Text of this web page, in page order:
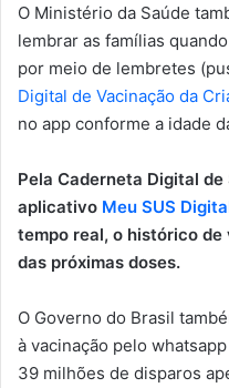
O Ministério da Saúde
lembrar as famílias
por meio de lembretes
Digital de Vacinação da
no app conforme a idade
Pela Caderneta Digital
aplicativo Meu SUS
tempo real, o histórico
das próximas doses.
O Governo do Brasil
à vacinação pelo
39 milhões de disparos